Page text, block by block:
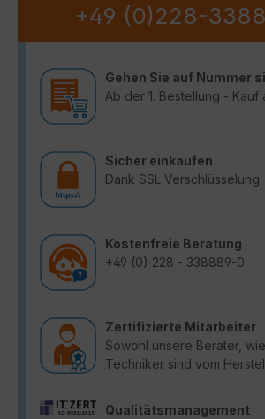
+49 (0)228-
Gehen Sie auf Nummer
Ab der 1. Bestellung - Kauf
Sicher einkaufen
Dank SSL Verschlüsselung
Kostenfreie Beratung
+49 (0) 228 - 338889-0
Zertifizierte Mitarbeiter
Sowohl unsere Berater,
Techniker sind vom
Qualitätsmanagement